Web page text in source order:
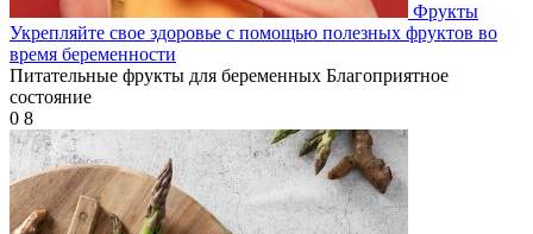
Фрукты
Укрепляйте свое здоровье с помощью полезных фруктов во
время беременности
Питательные фрукты для беременных Благоприятное
состояние
0 8